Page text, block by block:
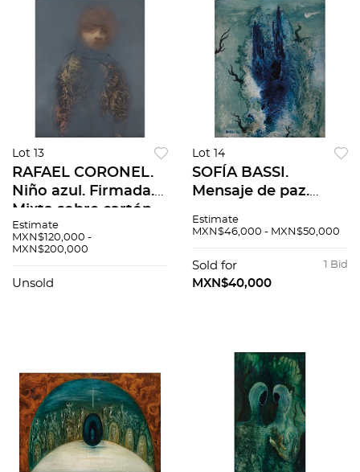
Lot 13
RAFAEL CORONEL.
Niño azul. Firmada.
Mixta sobre cartón.
75 x 58.5 cm. Con
certificado
Estimate
MXN$120,000 -
MXN$200,000
Unsold
Lot 14
SOFÍA BASSI.
Mensaje de paz.
82. Óleo sobre
cm. Con
documentos.
Estimate
MXN$46,000 - MXN$50,000
1 Bid
Sold for
MXN$40,000